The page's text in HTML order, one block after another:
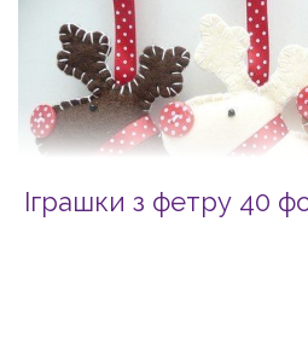
Іграшки з фетру 40